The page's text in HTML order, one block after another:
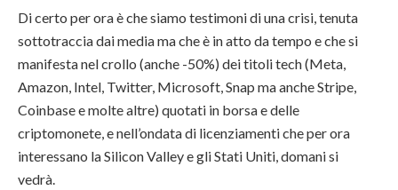
Di certo per ora è che siamo testimoni di una crisi, tenuta
sottotraccia dai media ma che è in atto da tempo e che si
manifesta nel crollo (anche -50%) dei titoli tech (Meta,
Amazon, Intel, Twitter, Microsoft, Snap ma anche Stripe,
Coinbase e molte altre) quotati in borsa e delle
criptomonete, e nell’ondata di licenziamenti che per ora
interessano la Silicon Valley e gli Stati Uniti, domani si
vedrà.